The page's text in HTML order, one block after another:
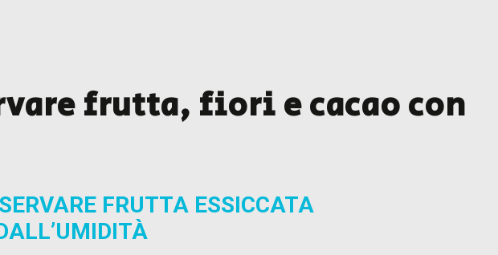
frutta, fiori e cacao con
FRUTTA ESSICCATA